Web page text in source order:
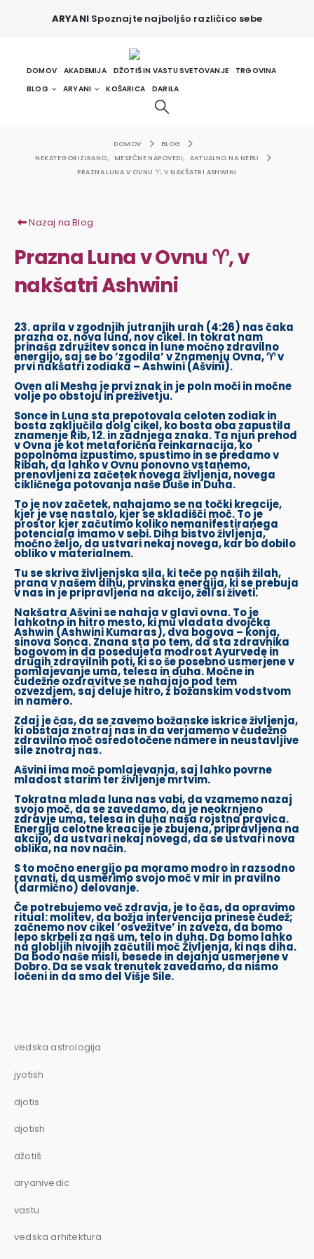
ARYANI Spoznajte najboljšo različico sebe
DOMOV AKADEMIJA DŽOTIŠ IN VASTU SVETOVANJE
TRGOVINA
BLOG
ARYANI KOŠARICA DARILA
DOMOV
BLOG
NEKATEGORIZIRANO, MESEČNE NAPOVEDI,
AKTUALNO NA NEBU
PRAZNA LUNA V OVNU ♈️, V NAKŠATRI ASHWINI
Nazaj na Blog
Prazna Luna v Ovnu ♈️, v
nakšatri Ashwini
23. aprila v zgodnjih jutranjih urah (4:26) nas čaka
prazna oz. nova luna, nov cikel. In tokrat nam
prinaša združitev sonca in lune močno zdravilno
energijo, saj se bo ’zgodila’ v Znamenju Ovna, ♈️ v
prvi nakšatri zodiaka – Ashwini (Ašvini).
Oven ali Mesha je prvi znak in je poln moči in močne
volje po obstoju in preživetju.
Sonce in Luna sta prepotovala celoten zodiak in
bosta zaključila dolg cikel, ko bosta oba zapustila
znamenje Rib, 12. in zadnjega znaka. Ta njun prehod
v Ovna je kot metaforična reinkarnacija, ko
popolnoma izpustimo, spustimo in se predamo v
Ribah, da lahko v Ovnu ponovno vstanemo,
prenovljeni za začetek novega življenja, novega
cikličnega potovanja naše Duše in Duha.
To je nov začetek, nahajamo se na točki kreacije,
kjer je vse nastalo, kjer se skladišči moč. To je
prostor kjer začutimo koliko nemanifestiranega
potenciala imamo v sebi. Diha bistvo življenja,
močno željo, da ustvari nekaj novega, kar bo dobilo
obliko v materialnem.
Tu se skriva življenjska sila, ki teče po naših žilah,
prana v našem dihu, prvinska energija, ki se prebuja
v nas in je pripravljena na akcijo, želi si živeti.
Nakšatra Ašvini se nahaja v glavi ovna. To je
lahkotno in hitro mesto, ki mu vladata dvojčka
Ashwin (Ashwini Kumaras), dva bogova – konja,
sinova Sonca. Znana sta po tem, da sta zdravnika
bogovom in da posedujeta modrost Ayurvede in
drugih zdravilnih poti, ki so še posebno usmerjene v
pomlajevanje uma, telesa in duha. Močne in
čudežne ozdravitve se nahajajo pod tem
ozvezdjem, saj deluje hitro, z božanskim vodstvom
in namero.
Zdaj je čas, da se zavemo božanske iskrice življenja,
ki obstaja znotraj nas in da verjamemo v čudežno
zdravilno moč osredotočene namere in neustavljive
sile znotraj nas.
Ašvini ima moč pomlajevanja, saj lahko povrne
mladost starim ter življenje mrtvim.
Tokratna mlada luna nas vabi, da vzamemo nazaj
svojo moč, da se zavedamo, da je neokrnjeno
zdravje uma, telesa in duha naša rojstna pravica.
Energija celotne kreacije je zbujena, pripravljena na
akcijo, da ustvari nekaj novega, da se ustvari nova
oblika, na nov način.
S to močno energijo pa moramo modro in razsodno
ravnati, da usmerimo svojo moč v mir in pravilno
(darmično) delovanje.
Če potrebujemo več zdravja, je to čas, da opravimo
ritual: molitev, da božja intervencija prinese čudež;
začnemo nov cikel ’osvežitve’ in zaveza, da bomo
lepo skrbeli za naš um, telo in duha. Da bomo lahko
na globljih nivojih začutili moč Življenja, ki nas diha.
Da bodo naše misli, besede in dejanja usmerjene v
Dobro. Da se vsak trenutek zavedamo, da nismo
ločeni in da smo del Višje Sile.
vedska astrologija
jyotish
djotis
djotish
džotiš
aryanivedic
vastu
vedska arhitektura